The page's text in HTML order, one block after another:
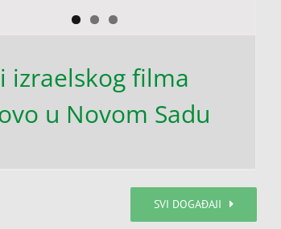
izraelskog filma
u Novom Sadu
SVI DOGAĐAJI